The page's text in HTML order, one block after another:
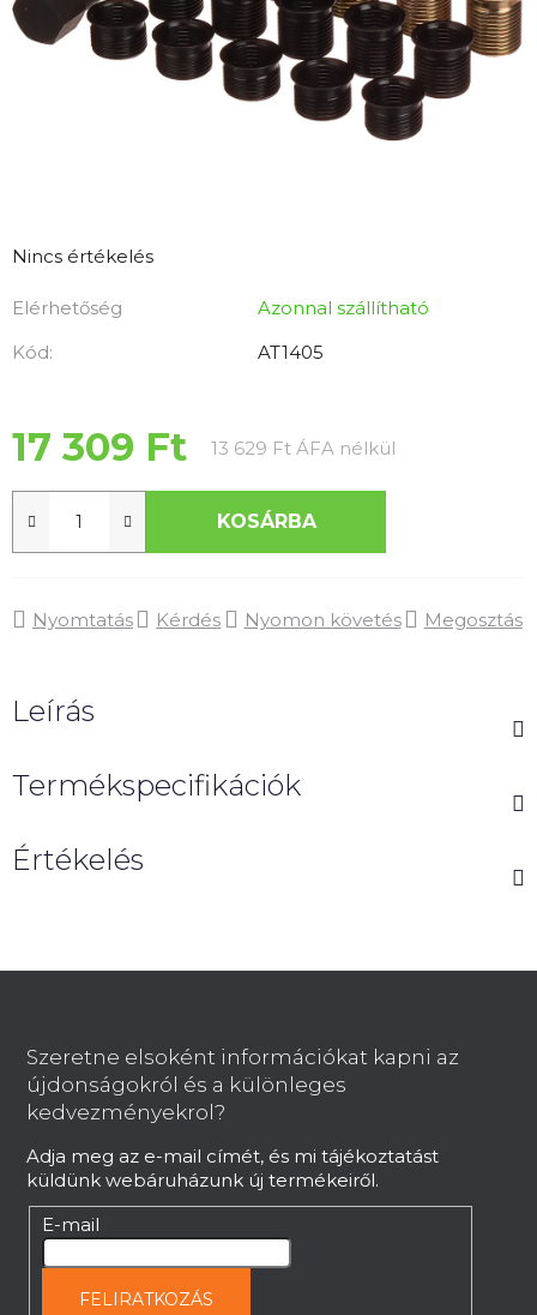
A
átlagos
értékelése
0,0
csillag.
Nincs értékelés
Elérhetőség
Azonnal szállítható
Kód:
AT1405
17 309 Ft 13 629 Ft ÁFA nélkül
KOSÁRBA
Nyomtatás Kérdés Nyomon követés Megosztás
Leírás
Termékspecifikációk
Értékelés
Szeretne elsoként információkat kapni az
újdonságokról és a különleges
kedvezményekrol?
Adja meg az e-mail címét, és mi tájékoztatást
küldünk webáruházunk új termékeiről.
E-mail
FELIRATKOZÁS